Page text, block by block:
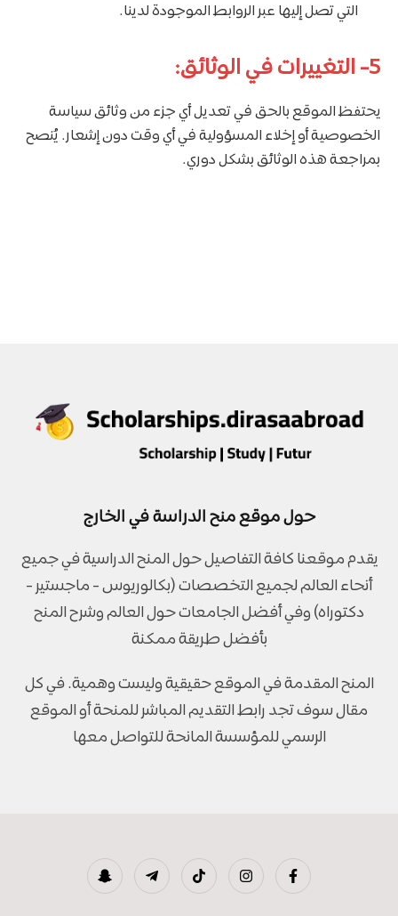
التي تصل إليها عبر الروابط الموجودة لدينا.
5- التغييرات في الوثائق:
يحتفظ الموقع بالحق في تعديل أي جزء من وثائق سياسة
الخصوصية أو إخلاء المسؤولية في أي وقت دون إشعار. يُنصح
بمراجعة هذه الوثائق بشكل دوري.
حول موقع منح الدراسة في الخارج
يقدم موقعنا كافة التفاصيل حول المنح الدراسية في جميع
أنحاء العالم لجميع التخصصات (بكالوريوس - ماجستير -
دكتوراه) وفي أفضل الجامعات حول العالم وشرح المنح
بأفضل طريقة ممكنة
المنح المقدمة في الموقع حقيقية وليست وهمية. في كل
مقال سوف تجد رابط التقديم المباشر للمنحة أو الموقع
الرسمي للمؤسسة المانحة للتواصل معها